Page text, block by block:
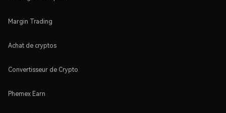
Margin Trading
Achat de cryptos
Convertisseur de Crypto
Phemex Earn